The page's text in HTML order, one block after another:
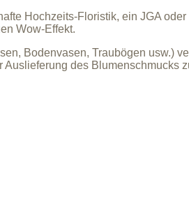
Hochzeits-Floristik, ein JGA
Wow-Effekt.
Bodenvasen, Traubögen usw.)
des Blumenschmucks